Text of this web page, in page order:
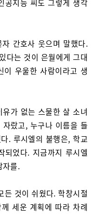
공지능 씨도 그렇게 생각
간호사 웃으며 말했다.
다는 것이 은월에게 그대
이 우울한 사람이라고 생
가 없는 스물한 살 소녀
랐고, 누구나 이름을 들
. 루시엘의 불행은, 학교
되었다. 지금까지 루시엘
자를.
든 것이 쉬웠다. 학창시절
세운 계획에 따라 차례